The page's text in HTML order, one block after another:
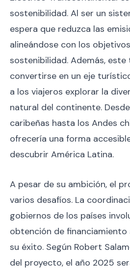
sostenibilidad. Al ser un
espera que reduzca las
alineándose con los
sostenibilidad. Además,
convertirse en un eje
a los viajeros explorar la
natural del continente.
caribeñas hasta los Andes
ofrecería una forma
descubrir América Latina.
A pesar de su ambición, el
varios desafíos. La
gobiernos de los países
obtención de financiamiento
su éxito. Según Robert
del proyecto, el año 2025